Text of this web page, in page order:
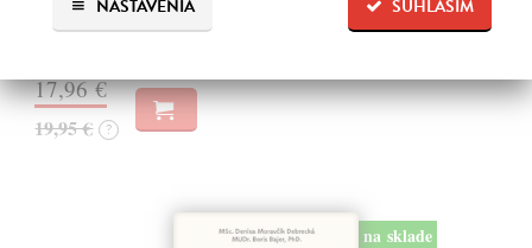
SÚHLASÍM
NASTAVENIA
Co dělat, když vás bolí záda? Cvičit?
17,96 €
19,95 € ?
na sklade